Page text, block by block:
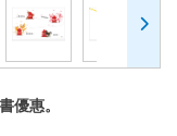
優惠。